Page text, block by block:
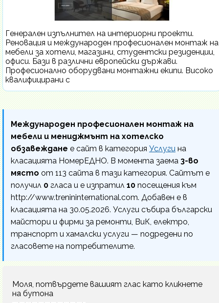
Генерален изпълнител на интериорни проекти.
Реновация и международен професионален монтаж на
мебели за хотели, магазини, студентски резиденции,
офиси. Бази в различни европейски държави.
Професионално оборудвани монтажни екипи. Високо
квалифицирани с
Международен професионален монтаж на
мебели и мениджмънт на хотелско
обзавеждане е сайт в категория Услуги на
класацията НомерЕДНО. В момента заема 3-во
място от 113 сайта в тази категория. Сайтът е
получил 0 гласа и е изпратил 10 посещения към
http://www.trenininternational.com. Добавен е в
класацията на 30.05.2026. Услуги събира български
майстори и фирми за ремонти, ВиК, електро,
транспорт и хамалски услуги — подредени по
гласовете на потребителите.
Моля, потвърдете вашият глас като кликнете
на бутона